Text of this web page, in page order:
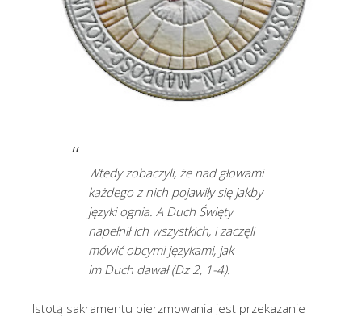
Wtedy zobaczyli, że nad głowami
każdego z nich pojawiły się jakby
języki ognia. A Duch Święty
napełnił ich wszystkich, i zaczęli
mówić obcymi językami, jak
im Duch dawał (Dz 2, 1-4).
Istotą sakramentu bierzmowania jest przekazanie